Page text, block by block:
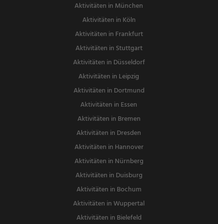
Aktivitäten in München
Aktivitäten in Köln
Aktivitäten in Frankfurt
Aktivitäten in Stuttgart
Aktivitäten in Düsseldorf
Aktivitäten in Leipzig
Aktivitäten in Dortmund
Aktivitäten in Essen
Aktivitäten in Bremen
Aktivitäten in Dresden
Aktivitäten in Hannover
Aktivitäten in Nürnberg
Aktivitäten in Duisburg
Aktivitäten in Bochum
Aktivitäten in Wuppertal
Aktivitäten in Bielefeld